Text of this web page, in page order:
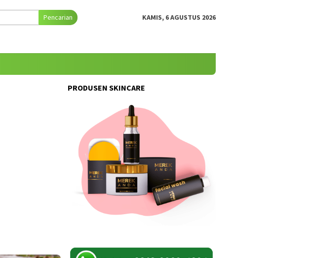
Pencarian KAMIS, 6 AGUSTUS 2026
PRODUSEN SKINCARE